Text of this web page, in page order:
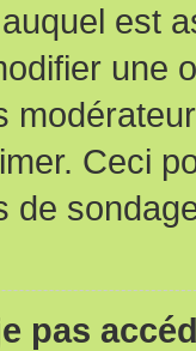
est
une
Ceci
de
pas